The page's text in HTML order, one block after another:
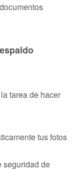
tarea de hacer
tus fotos
seguridad de